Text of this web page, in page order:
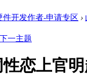
件开发作者-申请专区 ›
恋上官